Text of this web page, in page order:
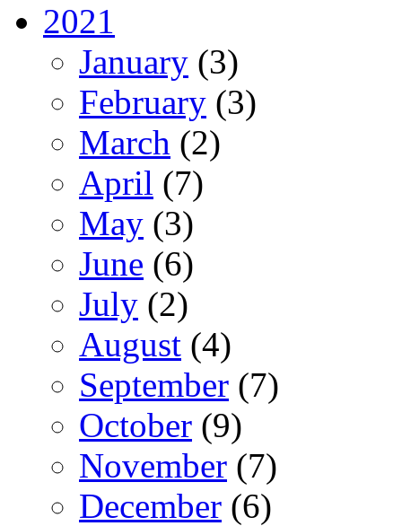
2021
January (3)
February (3)
March (2)
April (7)
May (3)
June (6)
July (2)
August (4)
September (7)
October (9)
November (7)
December (6)